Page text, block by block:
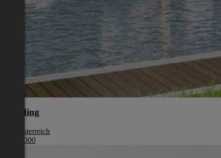
Eferding
Oberösterreich
€ 387 000